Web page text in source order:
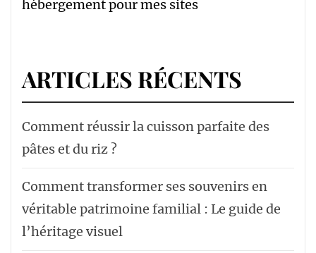
hébergement pour mes sites
ARTICLES RÉCENTS
Comment réussir la cuisson parfaite des
pâtes et du riz ?
Comment transformer ses souvenirs en
véritable patrimoine familial : Le guide de
l’héritage visuel